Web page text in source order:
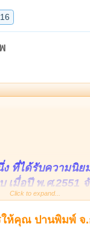
ที่ได้รับความนิ
เมื่อปี พ.ศ.2551
รียญ เหรียญทอง
กเหรียญ อีกทั้งก่
Click to expand...
ให้คุณ ปานพิมพ์ จ